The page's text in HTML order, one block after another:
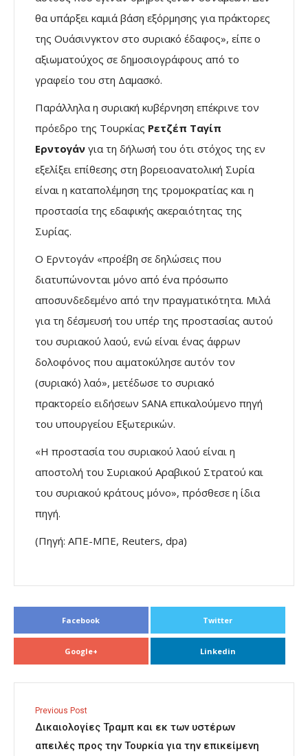
θα υπάρξει καμιά βάση εξόρμησης για πράκτορες
της Ουάσινγκτον στο συριακό έδαφος», είπε ο
αξιωματούχος σε δημοσιογράφους από το
γραφείο του στη Δαμασκό.
Παράλληλα η συριακή κυβέρνηση επέκρινε τον
πρόεδρο της Τουρκίας Ρετζέπ Ταγίπ
Ερντογάν για τη δήλωσή του ότι στόχος της εν
εξελίξει επίθεσης στη βορειοανατολική Συρία
είναι η καταπολέμηση της τρομοκρατίας και η
προστασία της εδαφικής ακεραιότητας της
Συρίας.
Ο Ερντογάν «προέβη σε δηλώσεις που
διατυπώνονται μόνο από ένα πρόσωπο
αποσυνδεδεμένο από την πραγματικότητα. Μιλά
για τη δέσμευσή του υπέρ της προστασίας αυτού
του συριακού λαού, ενώ είναι ένας άφρων
δολοφόνος που αιματοκύλησε αυτόν τον
(συριακό) λαό», μετέδωσε το συριακό
πρακτορείο ειδήσεων SANA επικαλούμενο πηγή
του υπουργείου Εξωτερικών.
«Η προστασία του συριακού λαού είναι η
αποστολή του Συριακού Αραβικού Στρατού και
του συριακού κράτους μόνο», πρόσθεσε η ίδια
πηγή.
(Πηγή: ΑΠΕ-ΜΠΕ, Reuters, dpa)
Facebook Twitter
Google+ Linkedin
Previous Post
Δικαιολογίες Τραμπ και εκ των υστέρων
απειλές προς την Τουρκία για την επικείμενη